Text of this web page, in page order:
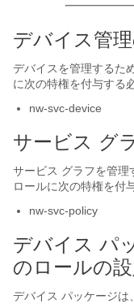
デバイス管
デバイスを管理するた
に次の特権を付与する
nw-svc-device
サービス グ
サービス グラフを管理
ロールに次の特権を付
nw-svc-policy
デバイス パ
のロールの
デバイス パッケージは